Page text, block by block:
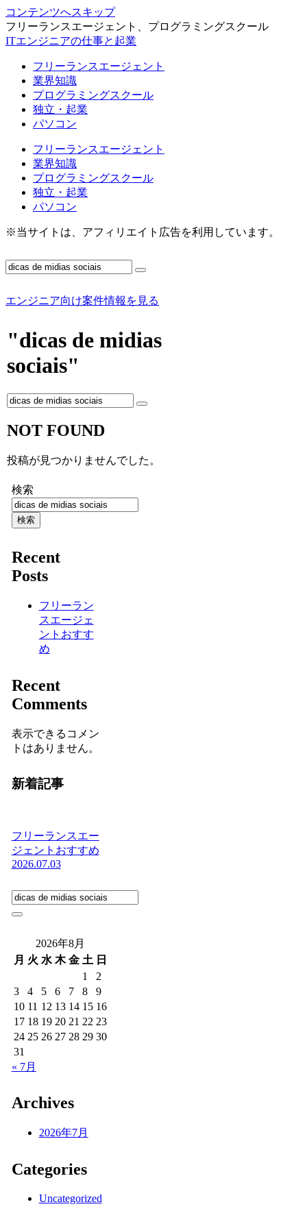
コンテンツへスキップ
フリーランスエージェント、プログラミングスクール
ITエンジニアの仕事と起業
フリーランスエージェント
業界知識
プログラミングスクール
独立・起業
パソコン
フリーランスエージェント
業界知識
プログラミングスクール
独立・起業
パソコン
※当サイトは、アフィリエイト広告を利用しています。
エンジニア向け案件情報を見る
"dicas de midias
sociais"
NOT FOUND
投稿が見つかりませんでした。
検索
検索
Recent
Posts
フリーラン
スエージェ
ントおすす
め
Recent
Comments
表示できるコメン
トはありません。
新着記事
フリーランスエー
ジェントおすすめ
2026.07.03
2026年8月
月 火 水 木 金 土 日
1
2
3
4 5 6 7 8
9
10 11 12 13 14 15 16
17 18 19 20 21 22 23
24 25 26 27 28 29 30
31
« 7月
Archives
2026年7月
Categories
Uncategorized